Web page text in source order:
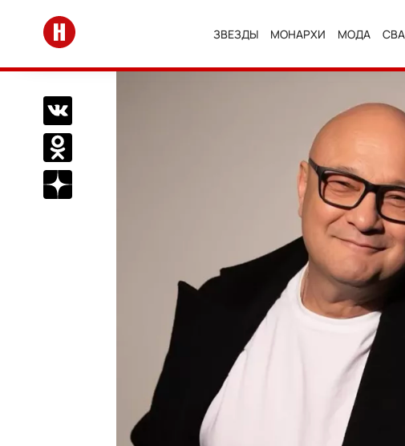
Перейти на главную
ЗВЕЗДЫ МОНАРХИ МОДА
Поделиться Вконтакте
Поделиться в Одноклассниках
Подписаться на нас в Дзен